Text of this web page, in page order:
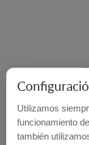
E-
Utilizamos
funcionamiento
también